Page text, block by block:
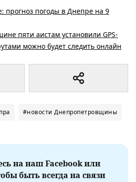
прогноз погоды в Днепре на 9
пяти аистам установили GPS-
можно будет следить онлайн
#новости Днепропетровщины
на наш Facebook или
быть всегда на связи